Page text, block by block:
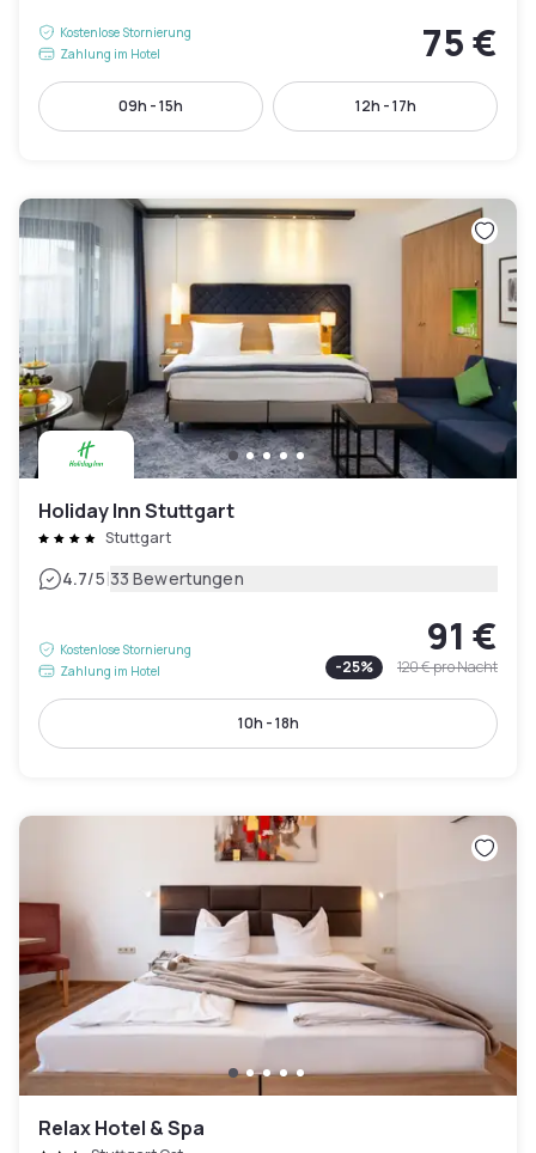
Kostenlose Stornierung
Zahlung im Hotel
75 €
09h - 15h 12h - 17h
Holiday Inn Stuttgart
Stuttgart
4.7/5|33 Bewertungen
Kostenlose Stornierung
Zahlung im Hotel
91 €
-25% 120 €pro Nacht
10h - 18h
Relax Hotel & Spa